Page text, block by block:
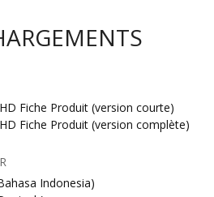
Fiche Produit (version courte)
Fiche Produit (version complète)
Indonesia)